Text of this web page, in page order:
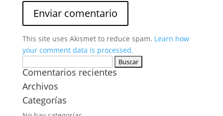
This site uses Akismet to reduce spam. Learn how
your comment data is processed.
Comentarios recientes
Archivos
Categorías